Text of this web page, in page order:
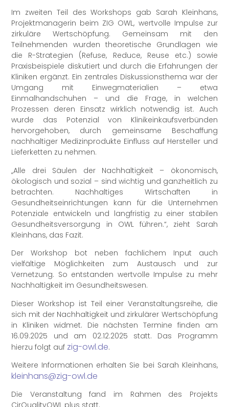
Im zweiten Teil des Workshops gab Sarah Kleinhans,
Projektmanagerin beim ZIG OWL, wertvolle Impulse zur
zirkuläre Wertschöpfung. Gemeinsam mit den
Teilnehmenden wurden theoretische Grundlagen wie
die R-Strategien (Refuse, Reduce, Reuse etc.) sowie
Praxisbeispiele diskutiert und durch die Erfahrungen der
Kliniken ergänzt. Ein zentrales Diskussionsthema war der
Umgang mit Einwegmaterialien – etwa
Einmalhandschuhen – und die Frage, in welchen
Prozessen deren Einsatz wirklich notwendig ist. Auch
wurde das Potenzial von Klinikeinkaufsverbünden
hervorgehoben, durch gemeinsame Beschaffung
nachhaltiger Medizinprodukte Einfluss auf Hersteller und
Lieferketten zu nehmen.
„Alle drei Säulen der Nachhaltigkeit – ökonomisch,
ökologisch und sozial – sind wichtig und ganzheitlich zu
betrachten. Nachhaltiges Wirtschaften in
Gesundheitseinrichtungen kann für die Unternehmen
Potenziale entwickeln und langfristig zu einer stabilen
Gesundheitsversorgung in OWL führen.“, zieht Sarah
Kleinhans, das Fazit.
Der Workshop bot neben fachlichem Input auch
vielfältige Möglichkeiten zum Austausch und zur
Vernetzung. So entstanden wertvolle Impulse zu mehr
Nachhaltigkeit im Gesundheitswesen.
Dieser Workshop ist Teil einer Veranstaltungsreihe, die
sich mit der Nachhaltigkeit und zirkulärer Wertschöpfung
in Kliniken widmet. Die nächsten Termine finden am
16.09.2025 und am 02.12.2025 statt. Das Programm
hierzu folgt auf zig-owl.de.
Weitere Informationen erhalten Sie bei Sarah Kleinhans,
kleinhans@zig-owl.de
Die Veranstaltung fand im Rahmen des Projekts